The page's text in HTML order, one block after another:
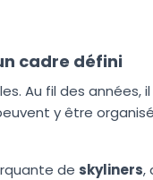
cadre défini
Au fil des années,
y être
de skyliners,